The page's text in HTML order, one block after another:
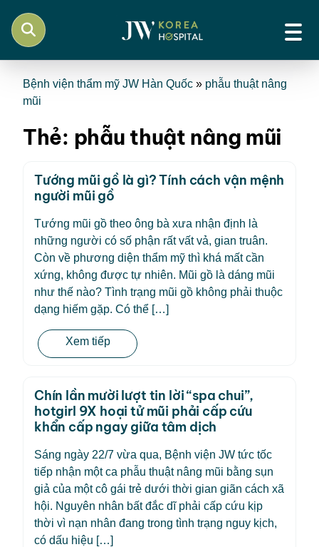
Bệnh viện thẩm mỹ JW Hàn Quốc » phẫu thuật nâng
mũi
Thẻ: phẫu thuật nâng mũi
Tướng mũi gồ là gì? Tính cách vận mệnh
người mũi gồ
Tướng mũi gồ theo ông bà xưa nhận định là
những người có số phận rất vất vả, gian truân.
Còn về phương diện thẩm mỹ thì khá mất cần
xứng, không được tự nhiên. Mũi gồ là dáng mũi
như thế nào? Tình trạng mũi gồ không phải thuộc
dạng hiếm gặp. Có thể […]
Xem tiếp
Chín lần mười lượt tin lời “spa chui”,
hotgirl 9X hoại tử mũi phải cấp cứu
khẩn cấp ngay giữa tâm dịch
Sáng ngày 22/7 vừa qua, Bệnh viện JW tức tốc
tiếp nhận một ca phẫu thuật nâng mũi bằng sụn
giả của một cô gái trẻ dưới thời gian giãn cách xã
hội. Nguyên nhân bất đắc dĩ phải cấp cứu kịp
thời vì nạn nhân đang trong tình trạng nguy kịch,
có dấu hiệu […]